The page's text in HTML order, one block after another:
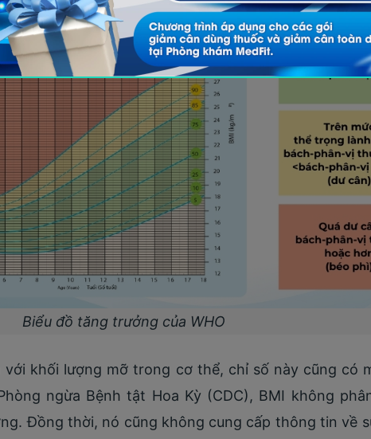
Biểu đồ tăng trưởng của WHO
khối lượng mỡ trong cơ thể, chỉ số này cũng có
ngừa Bệnh tật Hoa Kỳ (CDC), BMI không
Đồng thời, nó cũng không cung cấp thông tin về